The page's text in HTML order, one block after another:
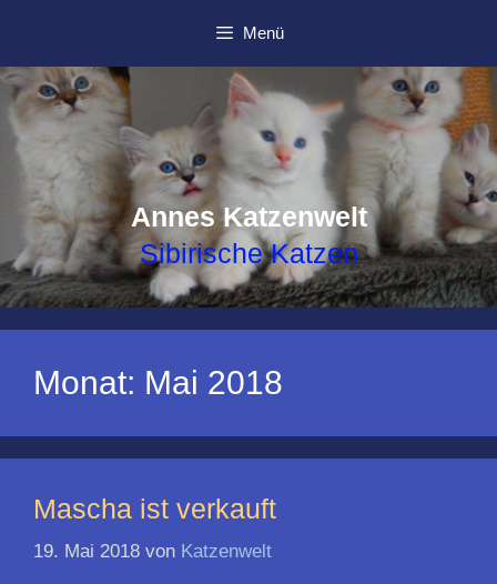
springen
Menü
Annes Katzenwelt
Sibirische Katzen
Monat: Mai 2018
Mascha ist verkauft
19. Mai 2018 von Katzenwelt